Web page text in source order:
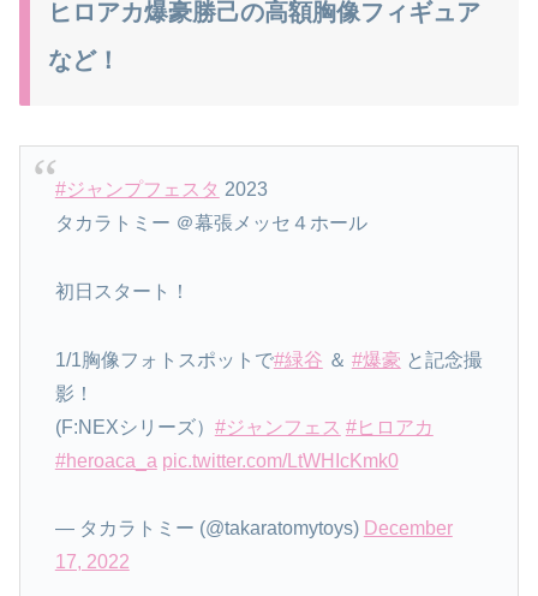
ヒロアカ爆豪勝己の高額胸像フィギュア
など！
#ジャンプフェスタ 2023
タカラトミー ＠幕張メッセ４ホール
初日スタート！
1/1胸像フォトスポットで#緑谷 ＆ #爆豪 と記念撮
影！
(F:NEXシリーズ） #ジャンフェス #ヒロアカ
#heroaca_a pic.twitter.com/LtWHIcKmk0
— タカラトミー (@takaratomytoys) December
17, 2022